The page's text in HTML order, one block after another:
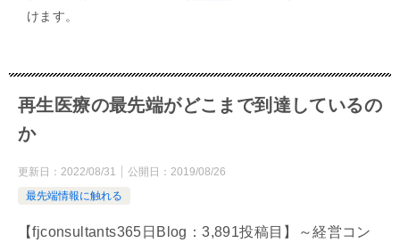
けます。
再生医療の最先端がどこまで到達しているの
か
更新日： 2022/08/31 公開日： 2019/08/26
最先端情報に触れる
【fjconsultants365日Blog：3,891投稿目】～経営コン